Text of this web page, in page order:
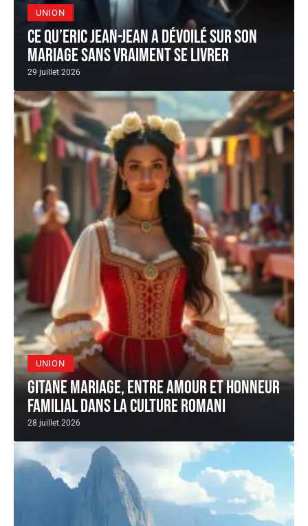
UNION
Ce qu’Eric Jean-Jean a dévoilé sur son
mariage sans vraiment se livrer
29 juillet 2026
UNION
Gitane mariage, entre amour et honneur
familial dans la culture romani
28 juillet 2026